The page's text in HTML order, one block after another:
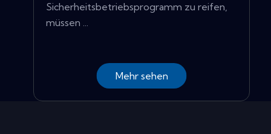
Sicherheitsbetriebsprogramm zu reifen,
müssen ...
Mehr sehen